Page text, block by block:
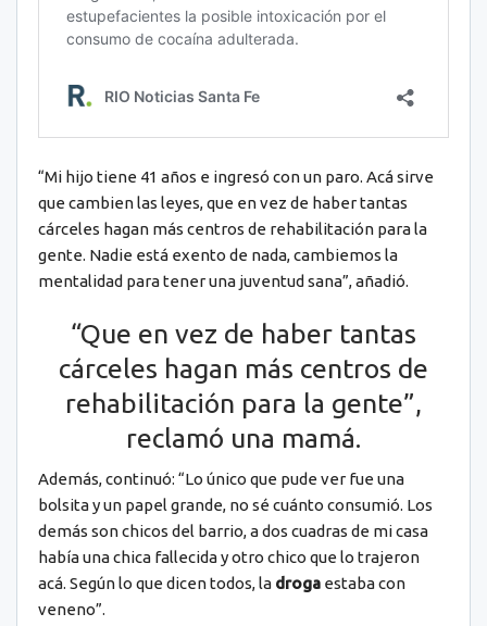
“Mi hijo tiene 41 años e ingresó con un paro. Acá sirve
que cambien las leyes, que en vez de haber tantas
cárceles hagan más centros de rehabilitación para la
gente. Nadie está exento de nada, cambiemos la
mentalidad para tener una juventud sana”, añadió.
“Que en vez de haber tantas
cárceles hagan más centros de
rehabilitación para la gente”,
reclamó una mamá.
Además, continuó: “Lo único que pude ver fue una
bolsita y un papel grande, no sé cuánto consumió. Los
demás son chicos del barrio, a dos cuadras de mi casa
había una chica fallecida y otro chico que lo trajeron
acá. Según lo que dicen todos, la droga estaba con
veneno”.